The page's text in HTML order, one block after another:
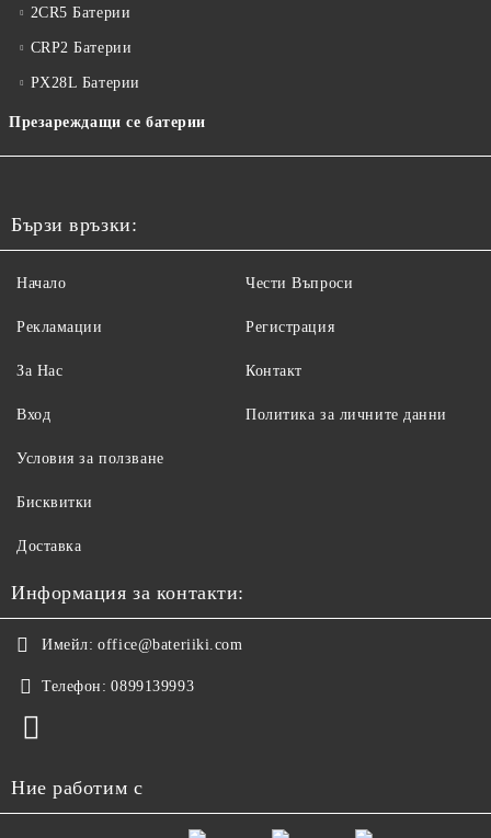
2CR5 Батерии
CRP2 Батерии
PX28L Батерии
Презареждащи се батерии
Бързи връзки:
Начало
Рекламации
За Нас
Вход
Чести Въпроси
Регистрация
Контакт
Политика за личните данни
Условия за ползване
Бисквитки
Доставка
Информация за контакти:
Имейл: office@bateriiki.com
Телефон: 0899139993
Ние работим с